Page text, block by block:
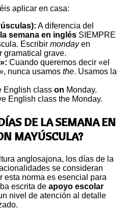
aplicar en casa:
A diferencia del
semana en inglés SIEMPRE
Escribir mondayen
gramatical grave.
Cuando queremos decir «el
nunca usamos the. Usamos la
English class on Monday.
English class the Monday.
DE LA SEMANA EN
MAYÚSCULA?
anglosajona, los días de la
se consideran
esta norma es esencial para
escrita de apoyo escolar
nivel de atención al detalle